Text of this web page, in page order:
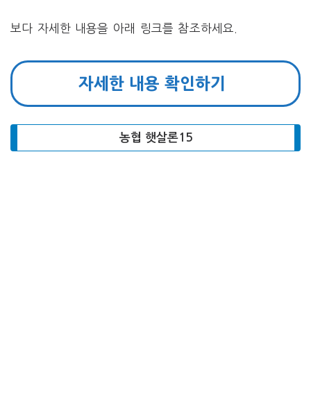
보다 자세한 내용을 아래 링크를 참조하세요.
자세한 내용 확인하기
농협 햇살론15